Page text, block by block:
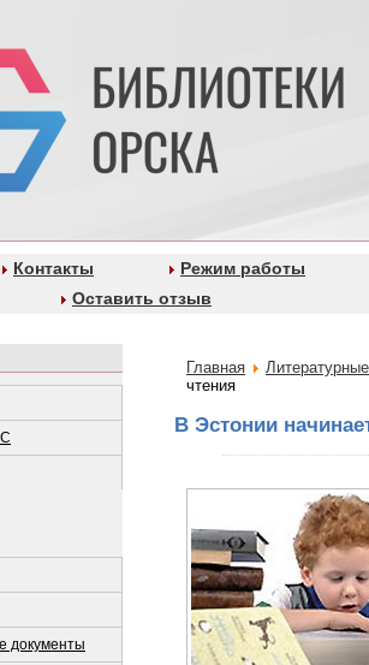
Контакты
Режим работы
Оставить отзыв
документы
Главная
чтения
В Эстонии